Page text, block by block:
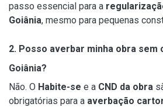
passo essencial para a
Goiânia, mesmo para pequenas
2. Posso averbar minha obra sem
Goiânia?
Não. O Habite-se e a CND da obra
obrigatórias para a averbação